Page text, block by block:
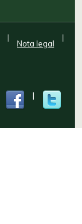
|
Nota legal
|
|